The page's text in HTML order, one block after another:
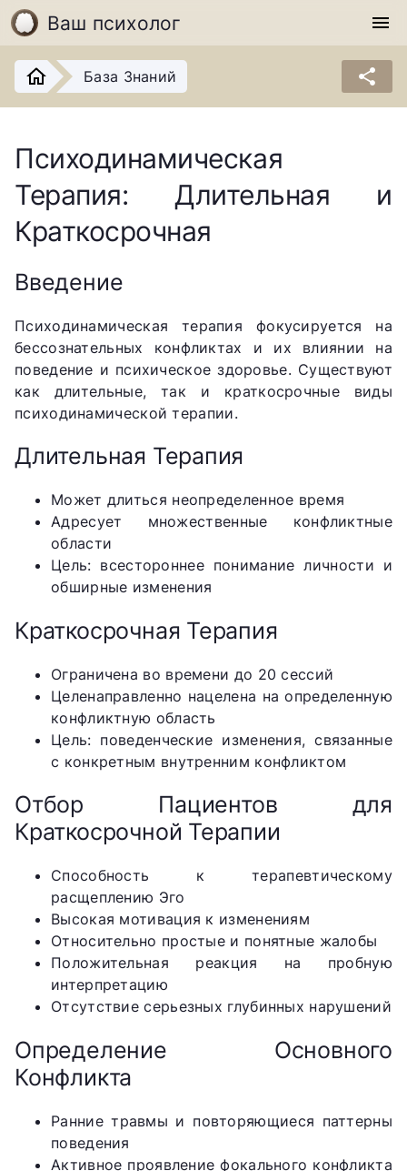
Ваш психолог menu
База Знаний share
Психодинамическая
Терапия: Длительная и
Краткосрочная
Введение
Психодинамическая терапия фокусируется на
бессознательных конфликтах и их влиянии на
поведение и психическое здоровье. Существуют
как длительные, так и краткосрочные виды
психодинамической терапии.
Длительная Терапия
Может длиться неопределенное время
Адресует множественные конфликтные
области
Цель: всестороннее понимание личности и
обширные изменения
Краткосрочная Терапия
Ограничена во времени до 20 сессий
Целенаправленно нацелена на определенную
конфликтную область
Цель: поведенческие изменения, связанные
с конкретным внутренним конфликтом
Отбор Пациентов для
Краткосрочной Терапии
Способность к терапевтическому
расщеплению Эго
Высокая мотивация к изменениям
Относительно простые и понятные жалобы
Положительная реакция на пробную
интерпретацию
Отсутствие серьезных глубинных нарушений
Определение Основного
Конфликта
Ранние травмы и повторяющиеся паттерны
поведения
Активное проявление фокального конфликта